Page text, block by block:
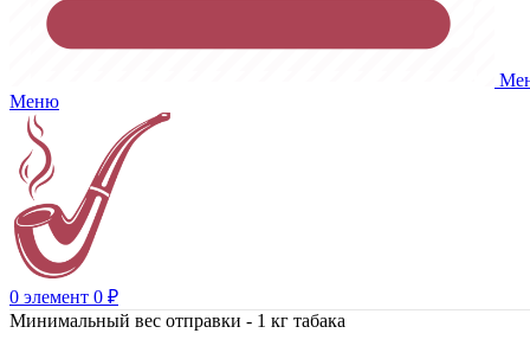
Меню
0 элемент 0 ₽
Минимальный вес отправки - 1 кг табака